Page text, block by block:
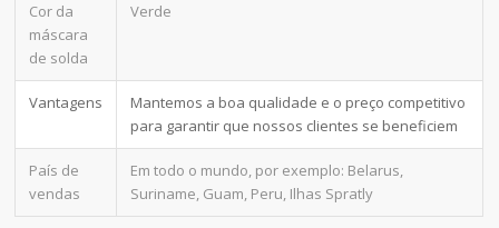
Cor da
máscara
de solda
Verde
Vantagens
Mantemos a boa qualidade e o preço competitivo
para garantir que nossos clientes se beneficiem
País de
vendas
Em todo o mundo, por exemplo: Belarus,
Suriname, Guam, Peru, Ilhas Spratly